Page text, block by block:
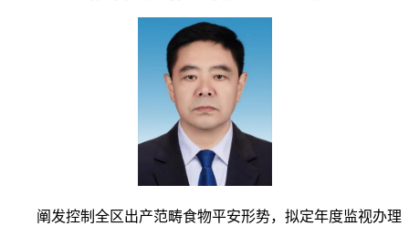
阐发控制全区出产范畴食物平安形势，拟定年度监视办理